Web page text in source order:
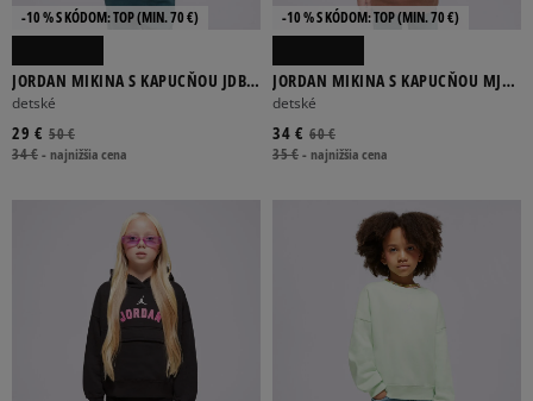
-10 % S KÓDOM: TOP (MIN. 70 €)
JORDAN MIKINA S KAPUCŇOU JDB
MJ BROOKLYN FLC PO BOY
detské
50 €
29 €
34 €-najnižšia cena
-10 % S KÓDOM: TOP (MIN. 70 €)
JORDAN MIKINA S KAPUCŇOU MJ
FLIGHT MVP HBR FLC BOY
detské
60 €
34 €
35 €-najnižšia cena